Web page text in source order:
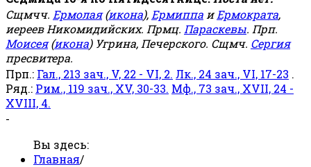
Сщмчч. Ермолая(икона), Ермиппа иЕрмократа,
иереев Никомидийских. Прмц. Параскевы. Прп.
Моисея(икона) Угрина, Печерского. Сщмч. Сергия
пресвитера.
Прп.: Гал., 213 зач., V, 22 - VI, 2. Лк., 24 зач., VI, 17-23 .
Ряд.: Рим., 119 зач., XV, 30-33. Мф., 73 зач., XVII, 24 -
XVIII, 4.
-
Вы здесь:
Главная/